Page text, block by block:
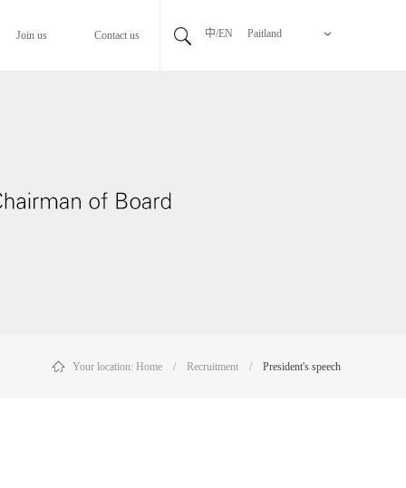
Paitland
中/EN
Join us Contact us
Your location: Home / Recruitment / President's speech